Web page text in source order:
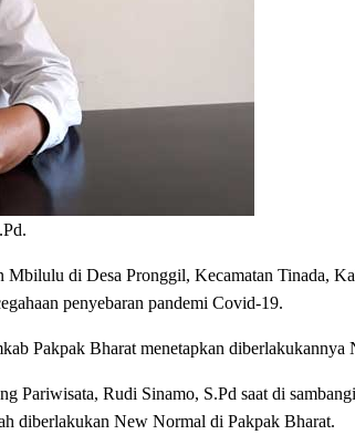
di Desa Pronggil, Kecamatan Tinada,
penyebaran pandemi Covid-19.
Pakpak Bharat menetapkan diberlakukannya
Pariwisata, Rudi Sinamo, S.Pd saat di
diberlakukan New Normal di Pakpak Bharat.